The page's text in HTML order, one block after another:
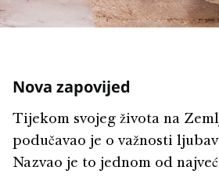
Nova zapovijed
Tijekom svojeg života na
podučavao je o važnosti
Nazvao je to jednom od